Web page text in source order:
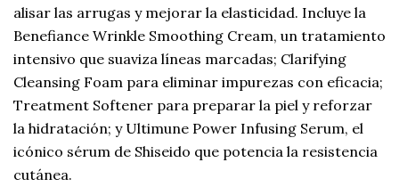
alisar las arrugas y mejorar la elasticidad. Incluye la
Benefiance Wrinkle Smoothing Cream, un tratamiento
intensivo que suaviza líneas marcadas; Clarifying
Cleansing Foam para eliminar impurezas con eficacia;
Treatment Softener para preparar la piel y reforzar
la hidratación; y Ultimune Power Infusing Serum, el
icónico sérum de Shiseido que potencia la resistencia
cutánea.